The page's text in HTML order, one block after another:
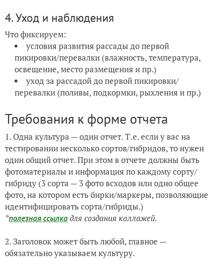
4. Уход и наблюдения
Что фиксируем:
условия развития рассады до первой
пикировки/перевалки (влажность, температура,
освещение, место размещения и пр.)
уход за рассадой до первой пикировки/
перевалки (поливы, подкормки, рыхления и пр.)
Требования к форме отчета
1. Одна культура — один отчет. Т.е. если у вас на
тестировании несколько сортов/гибридов, то нужен
один общий отчет. При этом в отчете должны быть
фотоматериалы и информация по каждому сорту/
гибриду (3 сорта — 3 фото всходов или одно общее
фото, на котором есть бирки/маркеры, позволяющие
идентифицировать сорта/гибриды.)
*полезная ссылкадля создания коллажей.
2. Заголовок может быть любой, главное —
обязательно указываем культуру.